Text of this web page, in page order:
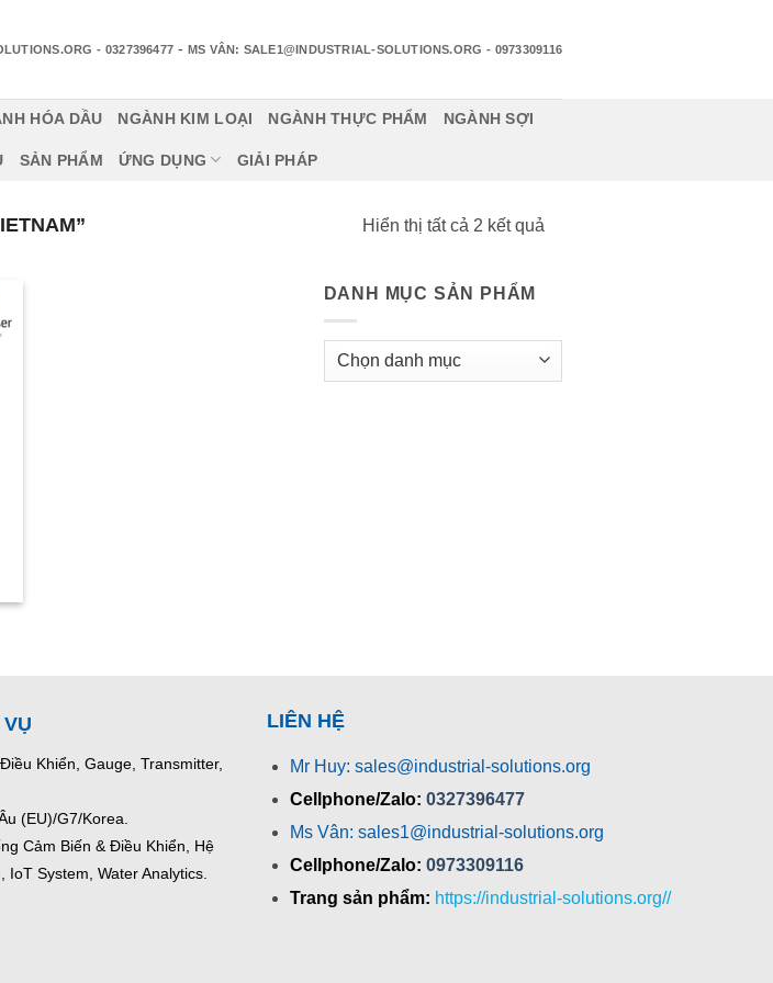
- 0327396477 -MS VÂN: SALE1@INDUSTRIAL-SOLUTIONS.ORG - 0973309116
HÓA DẦU NGÀNH KIM LOẠI NGÀNH THỰC PHẨM NGÀNH SỢI
SẢN PHẨM ỨNG DỤNG GIẢI PHÁP
Hiển thị tất cả 2 kết quả
nhất
DANH MỤC SẢN PHẨM
Khiển, Gauge, Transmitter,
(EU)/G7/Korea.
Cảm Biến & Điều Khiển, Hệ
System, Water Analytics.
LIÊN HỆ
Mr Huy: sales@industrial-solutions.org
Cellphone/Zalo: 0327396477
Ms Vân: sales1@industrial-solutions.org
Cellphone/Zalo: 0973309116
Trang sản phẩm: https://industrial-solutions.org//